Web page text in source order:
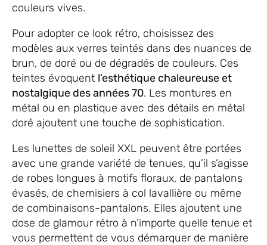
couleurs vives.
Pour adopter ce look rétro, choisissez des
modèles aux verres teintés dans des nuances de
brun, de doré ou de dégradés de couleurs. Ces
teintes évoquent l’esthétique chaleureuse et
nostalgique des années 70. Les montures en
métal ou en plastique avec des détails en métal
doré ajoutent une touche de sophistication.
Les lunettes de soleil XXL peuvent être portées
avec une grande variété de tenues, qu’il s’agisse
de robes longues à motifs floraux, de pantalons
évasés, de chemisiers à col lavallière ou même
de combinaisons-pantalons. Elles ajoutent une
dose de glamour rétro à n’importe quelle tenue et
vous permettent de vous démarquer de manière